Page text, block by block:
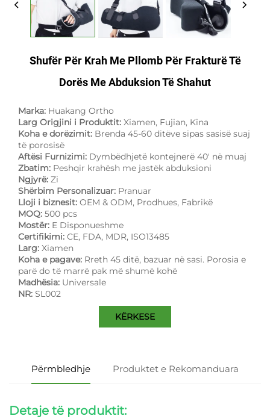
Shufër Për Krah Me Pllomb Për Frakturë Të
Dorës Me Abduksion Të Shahut
Marka: Huakang Ortho
Larg Origjini i Produktit: Xiamen, Fujian, Kina
Koha e dorëzimit: Brenda 45-60 ditëve sipas sasisë suaj
të porosisë
Aftësi Furnizimi: Dymbëdhjetë kontejnerë 40' në muaj
Zbatim: Peshqir krahësh me jastëk abduksioni
Ngjyrë: Zi
Shërbim Personalizuar: Pranuar
Lloji i biznesit: OEM & ODM, Prodhues, Fabrikë
MOQ: 500 pcs
Mostër: E Disponueshme
Certifikimi: CE, FDA, MDR, ISO13485
Larg: Xiamen
Koha e pagave: Rreth 45 ditë, bazuar në sasi. Porosia e
parë do të marrë pak më shumë kohë
Madhësia: Universale
NR: SL002
KËRKESE
Përmbledhje Produktet e Rekomanduara
Detaje të produktit: